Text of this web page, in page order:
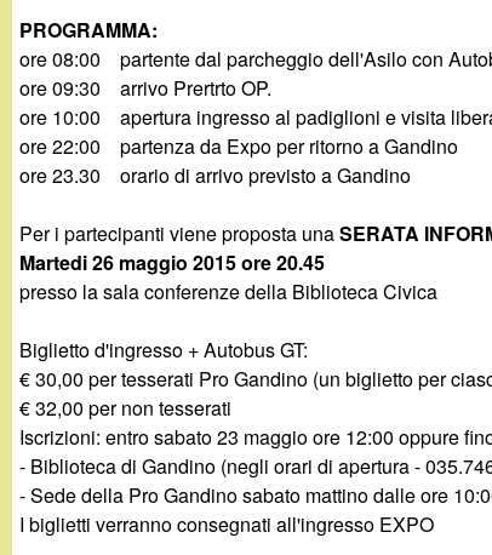
a
n
d
i
n
o
.
i
t
PROGRAMMA:
ore 08:00 partente dal parcheggio dell'Asilo con
ore 09:30 arrivo Prertrto OP.
ore 10:00 apertura ingresso al padiglioni e visita
ore 22:00 partenza da Expo per ritorno a Gandino
ore 23.30 orario di arrivo previsto a Gandino
Per i partecipanti viene proposta unaSERATA
Martedi 26 maggio 2015 ore 20.45
presso la sala conferenze della Biblioteca Civica
Biglietto d'ingresso + Autobus GT:
€ 30,00 per tesserati Pro Gandino (un biglietto per
€ 32,00 per non tesserati
Iscrizioni: entro sabato 23 maggio ore 12:00 oppure
- Biblioteca di Gandino (negli orari di apertura -
- Sede della Pro Gandino sabato mattino dalle ore
I biglietti verranno consegnati all'ingresso EXPO